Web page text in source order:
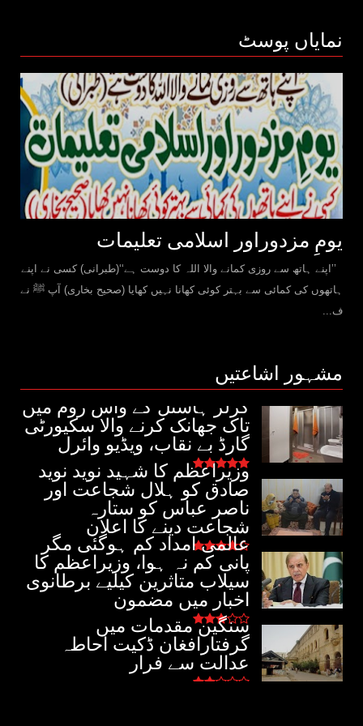
نمایاں پوسٹ
یومِ مزدوراور اسلامی تعلیمات
’’اپنے ہاتھ سے روزی کمانے والا اللہ کا دوست ہے‘‘(طبرانی) کسی نے اپنے
ہاتھوں کی کمائی سے بہتر کوئی کھانا نہیں کھایا (صحیح بخاری) آپ ﷺ نے
ف...
مشہور اشاعتیں
گرلز ہاسٹل کے واش روم میں
تاک جھانک کرنے والا سکیورٹی
گارڈ بے نقاب، ویڈیو وائرل
وزیراعظم کا شہید نوید نوید
صادق کو ہلال شجاعت اور
ناصر عباس کو ستارہ
شجاعت دینے کا اعلان
عالمی امداد کم ہوگئی مگر
پانی کم نہ ہوا، وزیراعظم کا
سیلاب متاثرین کیلیے برطانوی
اخبار میں مضمون
سنگین مقدمات میں
گرفتارافغان ڈکیت احاطہ
عدالت سے فرار